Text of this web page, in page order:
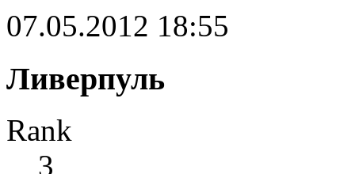
07.05.2012 18:55
Ливерпуль
Rank
3